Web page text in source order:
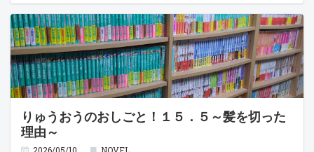
りゅうおうのおしごと！１５．５～髪を切った
理由～